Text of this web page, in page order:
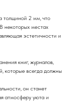
толщиной 2 мм, что
некоторых местах
эстетичности и
книг, журналов,
которые всегда должны
он станет
атмосферу уюта и